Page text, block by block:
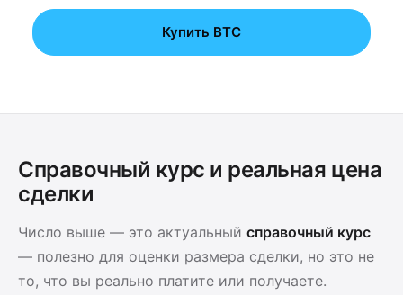
Купить BTC
Справочный курс и реальная цена
сделки
Число выше — это актуальный справочный курс
— полезно для оценки размера сделки, но это не
то, что вы реально платите или получаете.